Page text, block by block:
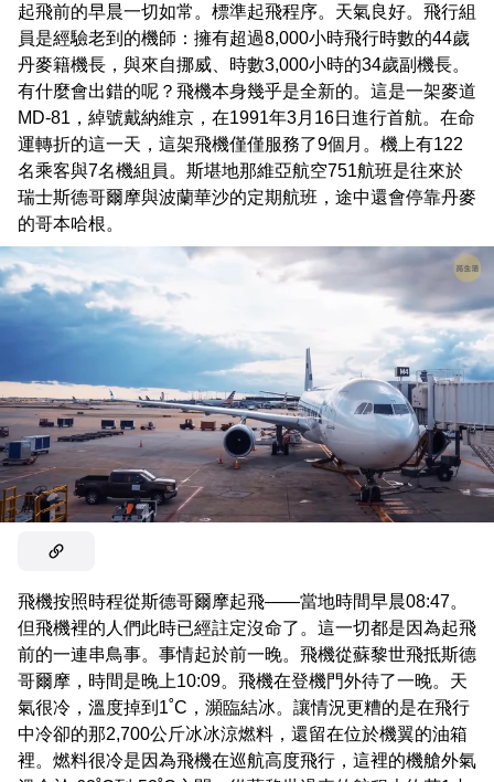
起飛前的早晨一切如常。標準起飛程序。天氣良好。飛行組
員是經驗老到的機師：擁有超過8,000小時飛行時數的44歲
丹麥籍機長，與來自挪威、時數3,000小時的34歲副機長。
有什麼會出錯的呢？飛機本身幾乎是全新的。這是一架麥道
MD-81，綽號戴納維京，在1991年3月16日進行首航。在命
運轉折的這一天，這架飛機僅僅服務了9個月。機上有122
名乘客與7名機組員。斯堪地那維亞航空751航班是往來於
瑞士斯德哥爾摩與波蘭華沙的定期航班，途中還會停靠丹麥
的哥本哈根。
飛機按照時程從斯德哥爾摩起飛——當地時間早晨08:47。
但飛機裡的人們此時已經註定沒命了。這一切都是因為起飛
前的一連串鳥事。事情起於前一晚。飛機從蘇黎世飛抵斯德
哥爾摩，時間是晚上10:09。飛機在登機門外待了一晚。天
氣很冷，溫度掉到1˚C，瀕臨結冰。讓情況更糟的是在飛行
中冷卻的那2,700公斤冰冰涼燃料，還留在位於機翼的油箱
裡。燃料很冷是因為飛機在巡航高度飛行，這裡的機艙外氣